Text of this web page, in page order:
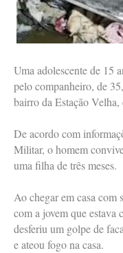
Uma adolescente de 15
pelo companheiro, de
bairro da Estação
De acordo com
Militar, o homem
uma filha de três meses.
Ao chegar em casa com
com a jovem que estava
desferiu um golpe de
e ateou fogo na casa.